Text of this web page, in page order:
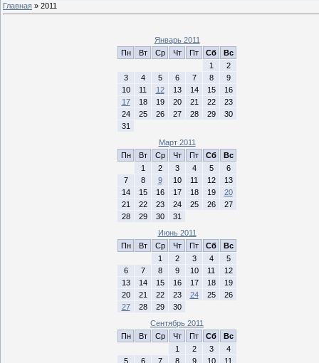
Главная » 2011
Январь 2011
Пн
Вт Ср Чт Пт Сб
Вс
1
2
3
4 5 6 7 8
9
10
11 12 13 14 15
16
17
18 19 20 21 22
23
24
25 26 27 28 29
30
31
Март 2011
Пн
Вт Ср Чт Пт Сб
Вс
1
2 3 4 5
6
7
8 9 10 11 12
13
14
15 16 17 18 19
20
21
22 23 24 25 26
27
28
29 30
31
Июнь 2011
Пн
Вт Ср Чт Пт Сб
Вс
1
2 3 4
5
6
7 8 9 10 11
12
13
14 15 16 17 18
19
20
21 22 23 24 25
26
27
28 29
30
Сентябрь 2011
Пн
Вт Ср Чт Пт Сб
Вс
1
2 3
4
5
6 7 8 9 10
11